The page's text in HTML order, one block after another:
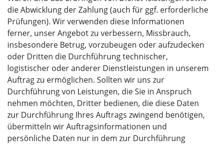
die Abwicklung der Zahlung (auch für ggf. erforderliche
Prüfungen). Wir verwenden diese Informationen
ferner, unser Angebot zu verbessern, Missbrauch,
insbesondere Betrug, vorzubeugen oder aufzudecken
oder Dritten die Durchführung technischer,
logistischer oder anderer Dienstleistungen in unserem
Auftrag zu ermöglichen. Sollten wir uns zur
Durchführung von Leistungen, die Sie in Anspruch
nehmen möchten, Dritter bedienen, die diese Daten
zur Durchführung Ihres Auftrags zwingend benötigen,
übermitteln wir Auftragsinformationen und
persönliche Daten nur in dem zur Durchführung